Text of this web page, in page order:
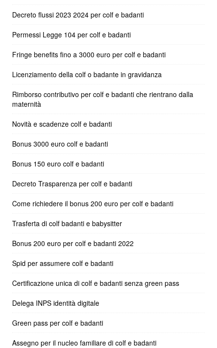
Decreto flussi 2023 2024 per colf e badanti
Permessi Legge 104 per colf e badanti
Fringe benefits fino a 3000 euro per colf e badanti
Licenziamento della colf o badante in gravidanza
Rimborso contributivo per colf e badanti che rientrano dalla
maternità
Novità e scadenze colf e badanti
Bonus 3000 euro colf e badanti
Bonus 150 euro colf e badanti
Decreto Trasparenza per colf e badanti
Come richiedere il bonus 200 euro per colf e badanti
Trasferta di colf badanti e babysitter
Bonus 200 euro per colf e badanti 2022
Spid per assumere colf e badanti
Certificazione unica di colf e badanti senza green pass
Delega INPS identità digitale
Green pass per colf e badanti
Assegno per il nucleo familiare di colf e badanti